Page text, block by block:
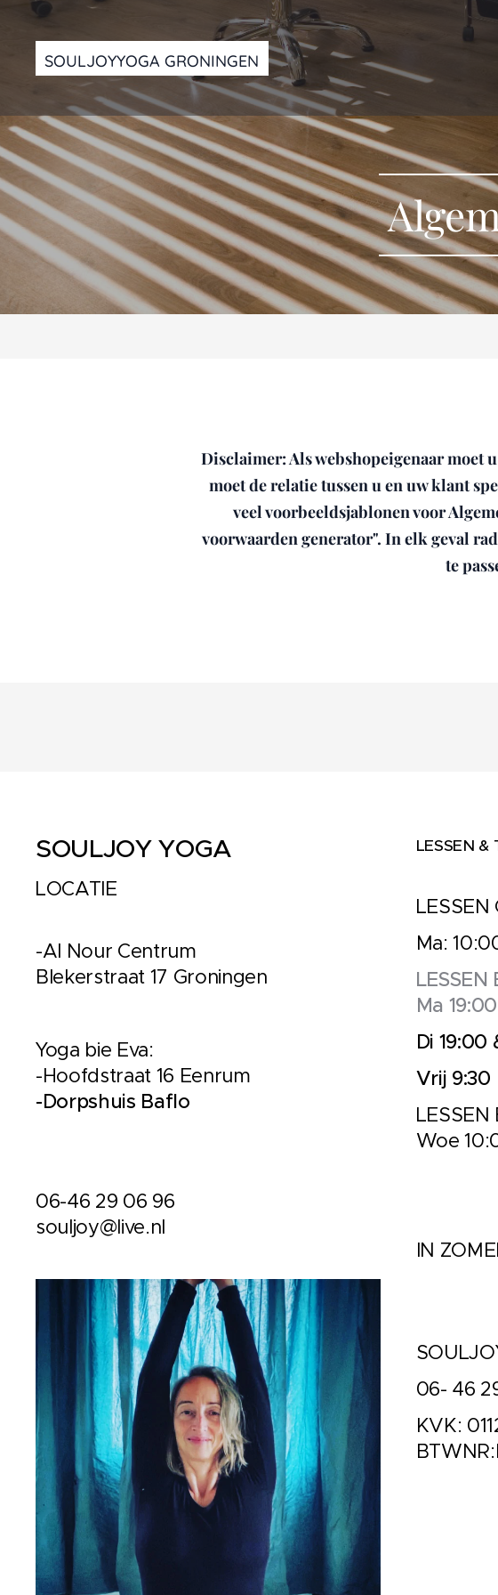
SOULJOYYOGA GRONINGEN
Disclaimer: Als webshopeigenaar moet
moet de relatie tussen u en uw klant
veel voorbeeldsjablonen voor
voorwaarden generator". In elk geval
te
SOULJOY YOGA
LOCATIE
-Al Nour Centrum
Blekerstraat 17 Groningen
Yoga bie Eva:
-Hoofdstraat 16 Eenrum
-Dorpshuis Baflo
06-46 29 06 96
souljoy@live.nl
LESSEN &
LESSEN
Ma:
LESSEN
Ma 19:00
Di 19:00
Vrij 9:30
LESSEN
Woe
IN
06- 46
KVK: